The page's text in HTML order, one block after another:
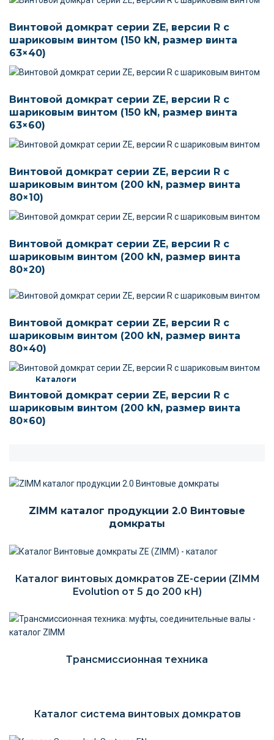
Винтовой домкрат серии ZE, версии R c
шариковым винтом (150 kN, размер винта
63×40)
Винтовой домкрат серии ZE, версии R c
шариковым винтом (150 kN, размер винта
63×60)
Винтовой домкрат серии ZE, версии R c
шариковым винтом (200 kN, размер винта
80×10)
Винтовой домкрат серии ZE, версии R c
шариковым винтом (200 kN, размер винта
80×20)
Винтовой домкрат серии ZE, версии R c
шариковым винтом (200 kN, размер винта
80×40)
Винтовой домкрат серии ZE, версии R c
шариковым винтом (200 kN, размер винта
80×60)
Каталоги
ZIMM каталог продукции 2.0 Винтовые
домкраты
Каталог винтовых домкратов ZE-серии (ZIMM
Evolution от 5 до 200 кН)
Трансмиссионная техника
Каталог система винтовых домкратов